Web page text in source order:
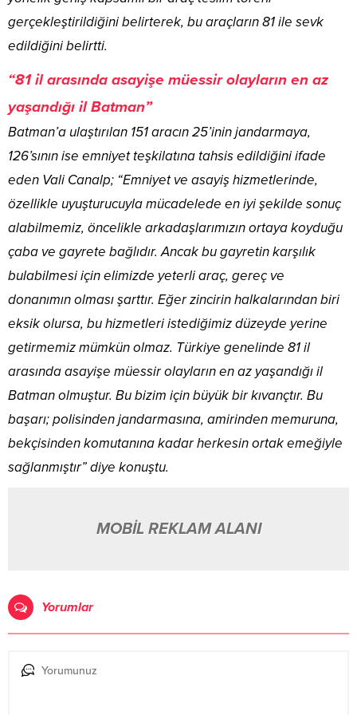
gerçekleştirildiğini belirterek, bu araçların 81 ile sevk
edildiğini belirtti.
“81 il arasında asayişe müessir olayların en az
yaşandığı il Batman”
Batman’a ulaştırılan 151 aracın 25’inin jandarmaya,
126’sının ise emniyet teşkilatına tahsis edildiğini ifade
eden Vali Canalp; “Emniyet ve asayiş hizmetlerinde,
özellikle uyuşturucuyla mücadelede en iyi şekilde sonuç
alabilmemiz, öncelikle arkadaşlarımızın ortaya koyduğu
çaba ve gayrete bağlıdır. Ancak bu gayretin karşılık
bulabilmesi için elimizde yeterli araç, gereç ve
donanımın olması şarttır. Eğer zincirin halkalarından biri
eksik olursa, bu hizmetleri istediğimiz düzeyde yerine
getirmemiz mümkün olmaz. Türkiye genelinde 81 il
arasında asayişe müessir olayların en az yaşandığı il
Batman olmuştur. Bu bizim için büyük bir kıvançtır. Bu
başarı; polisinden jandarmasına, amirinden memuruna,
bekçisinden komutanına kadar herkesin ortak emeğiyle
sağlanmıştır” diye konuştu.
MOBİL REKLAM ALANI
Yorumlar